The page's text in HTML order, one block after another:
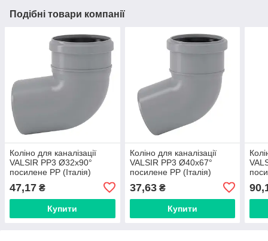
Подібні товари компанії
Коліно для каналізації
VALSIR PP3 Ø32х90°
посилене PP (Італія)
47,17 ₴
Купити
Коліно для каналізації
VALSIR PP3 Ø40х67°
посилене PP (Італія)
37,63₴
Купити